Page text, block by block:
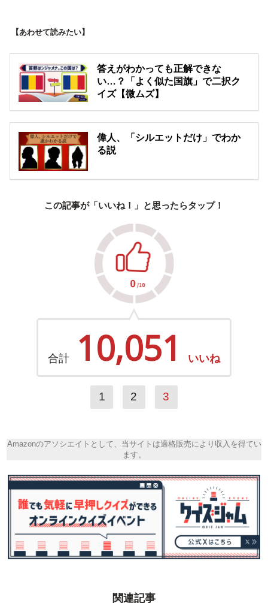
【あわせて読みたい】
答えがわかっても正解できな
い…？「よく似た国旗」で二択ク
イズ【微ムズ】
偉人、「シルエットだけ」でわか
る説
この記事が「いいね！」と思ったらタップ！
合計 10,051 いいね
1 2 3
Amazonのアソシエイトとして、当サイトは適格販売により収入を得てい
ます。
関連記事